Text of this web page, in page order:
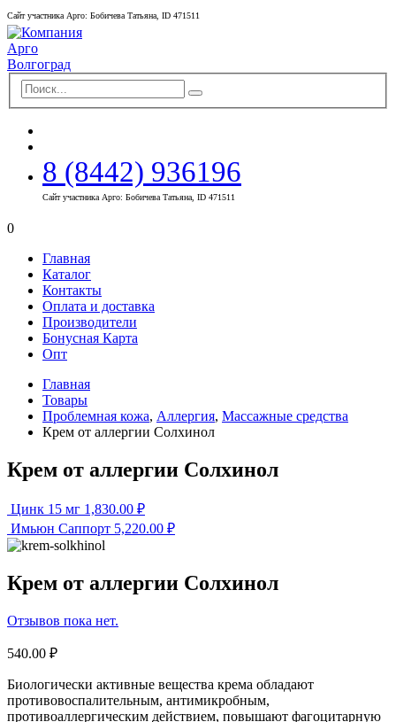
Сайт участника Арго: Бобичева Татьяна, ID 471511
8 (8442) 936196
Сайт участника Арго: Бобичева Татьяна, ID 471511
0
Главная
Каталог
Контакты
Оплата и доставка
Производители
Бонусная Карта
Опт
Главная
Товары
Проблемная кожа, Аллергия, Массажные средства
Крем от аллергии Солхинол
Крем от аллергии Солхинол
Цинк 15 мг 1,830.00 ₽
Имьюн Саппорт 5,220.00 ₽
Крем от аллергии Солхинол
Отзывов пока нет.
540.00 ₽
Биологически активные вещества крема обладают
противовоспалительным, антимикробным,
противоаллергическим действием, повышают фагоцитарную